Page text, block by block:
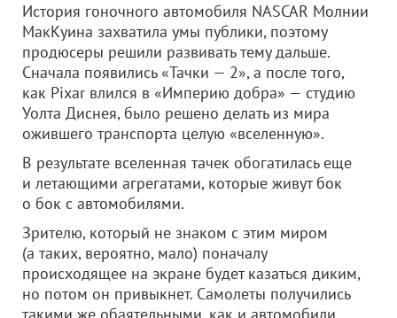
История гоночного автомобиля NASCAR Молнии
МакКуина захватила умы публики, поэтому
продюсеры решили развивать тему дальше.
Сначала появились «Тачки — 2», а после того,
как Pixar влился в «Империю добра» — студию
Уолта Диснея, было решено делать из мира
ожившего транспорта целую «вселенную».
В результате вселенная тачек обогатилась еще
и летающими агрегатами, которые живут бок
о бок с автомобилями.
Зрителю, который не знаком с этим миром
(а таких, вероятно, мало) поначалу
происходящее на экране будет казаться диким,
но потом он привыкнет. Самолеты получились